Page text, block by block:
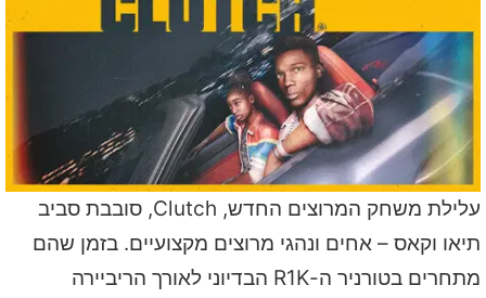
עלילת משחק המרוצים החדש, Clutch, סובבת סביב
תיאו וקאס – אחים ונהגי מרוצים מקצועיים. בזמן שהם
מתחרים בטורניר ה-R1K הבדיוני לאורך הריביירה